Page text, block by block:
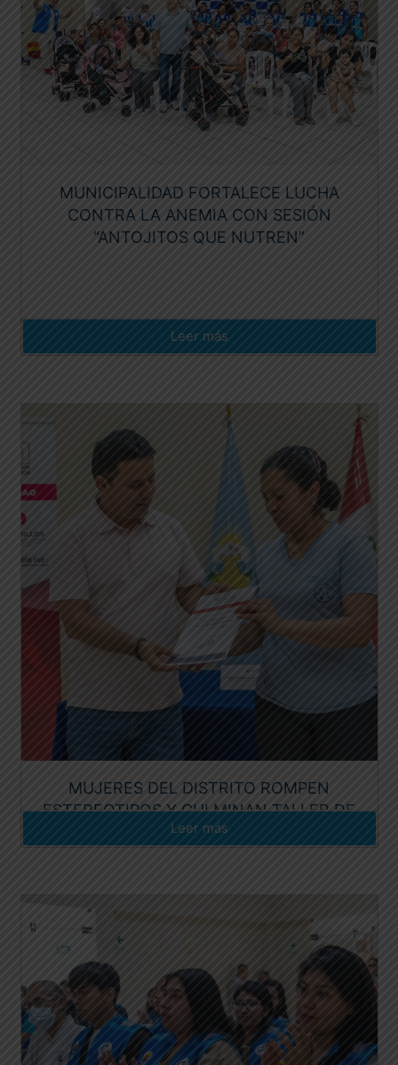
MUNICIPALIDAD FORTALECE LUCHA
CONTRA LA ANEMIA CON SESIÓN
“ANTOJITOS QUE NUTREN”
Leer más
MUJERES DEL DISTRITO ROMPEN
ESTEREOTIPOS Y CULMINAN TALLER DE
ELECTRICIDAD
Leer más